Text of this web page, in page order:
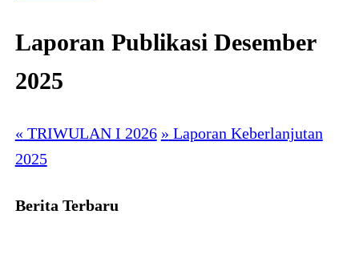
Laporan Publikasi Desember
2025
« TRIWULAN I 2026 » Laporan Keberlanjutan
2025
Berita Terbaru